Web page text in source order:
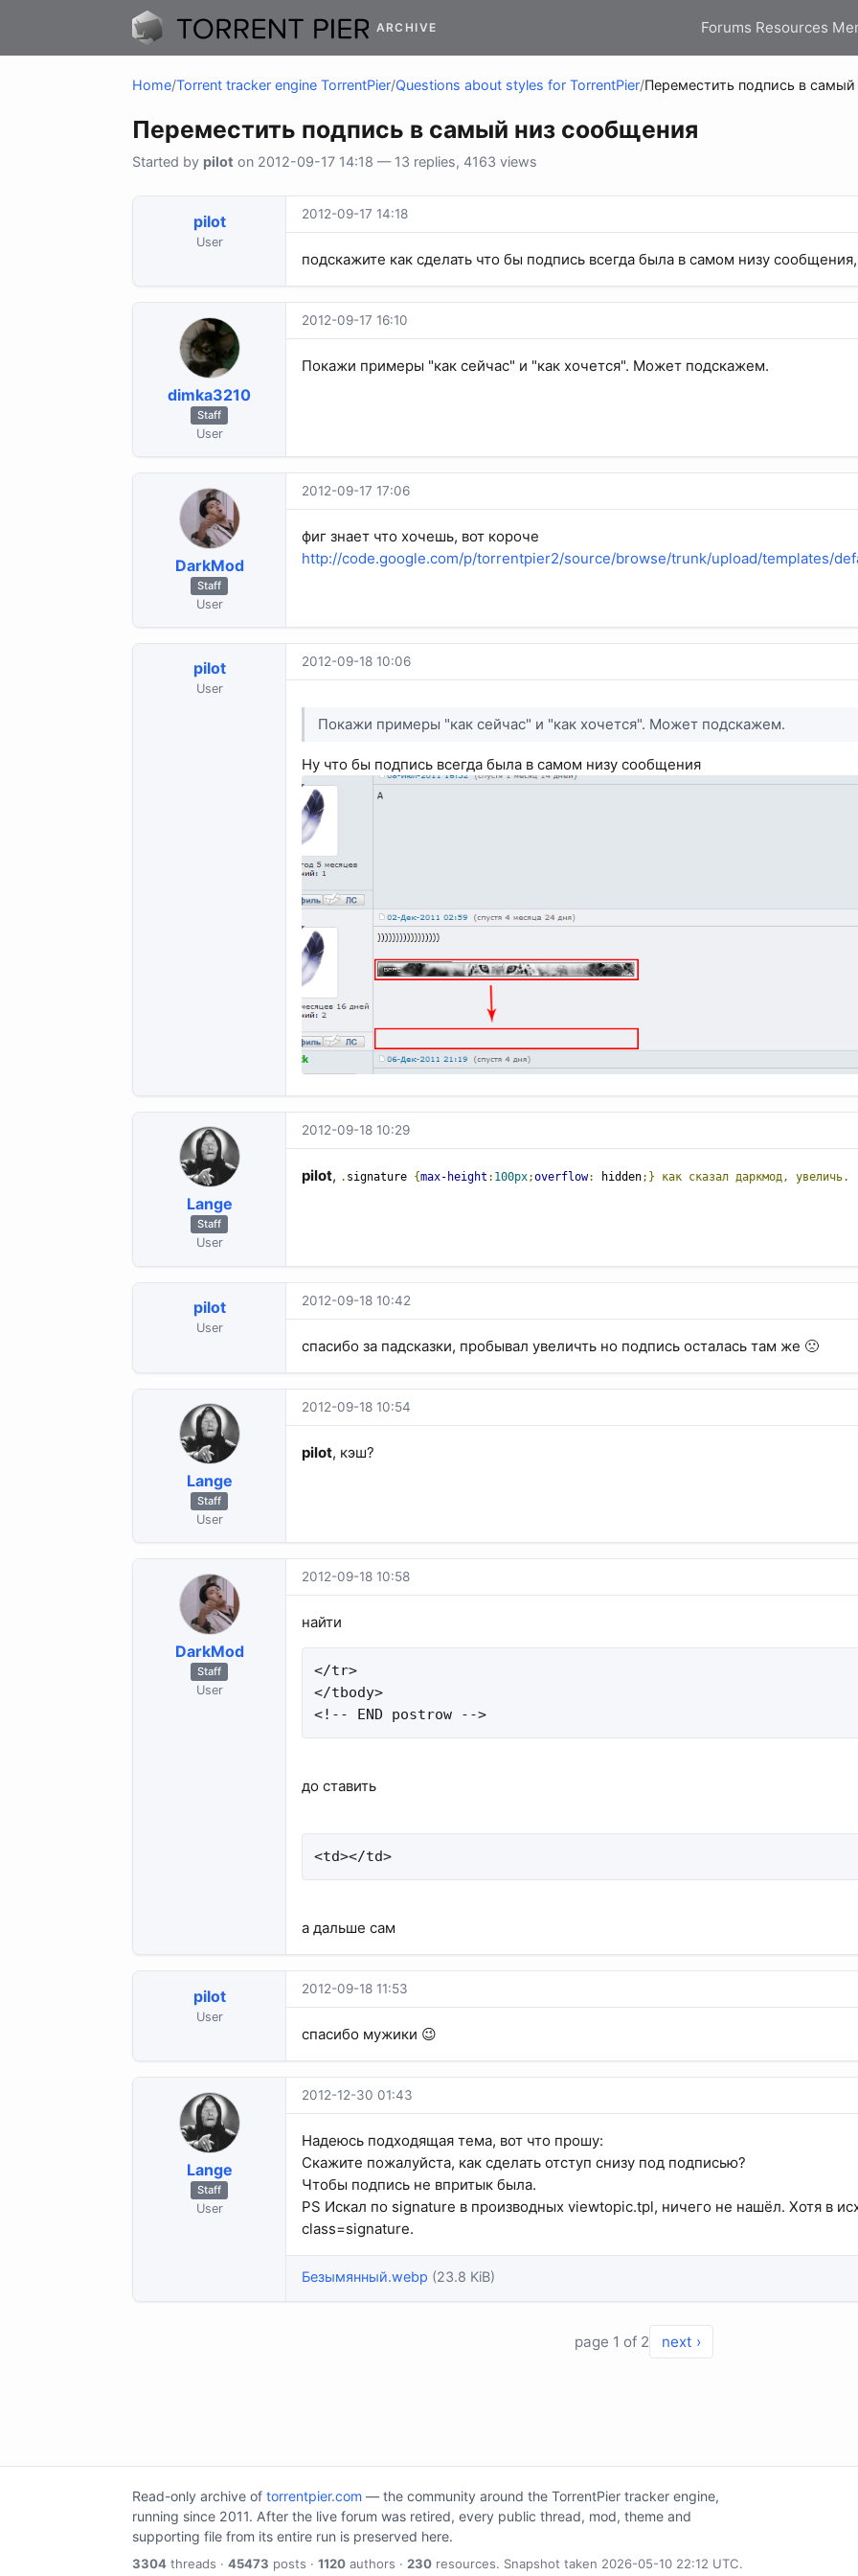
ARCHIVE Forums Resources
Home/Torrent tracker engine TorrentPier/Questions about styles for TorrentPier/Переместить подпись в
Переместить подпись в самый низ сообщения
Started by pilot on 2012-09-17 14:18 — 13 replies, 4163 views
pilot
User
2012-09-17 14:18
подскажите как сделать что бы подпись всегда была в самом низу
dimka3210
Staff
User
2012-09-17 16:10
Покажи примеры "как сейчас" и "как хочется". Может подскажем.
DarkMod
Staff
User
2012-09-17 17:06
фиг знает что хочешь, вот короче
http://code.google.com/p/torrentpier2/source/browse/trunk/upload/templates/
pilot
User
2012-09-18 10:06
Покажи примеры "как сейчас" и "как хочется". Может подскажем.
Ну что бы подпись всегда была в самом низу сообщения
Lange
Staff
User
2012-09-18 10:29
pilot, . signature {max-height : 100px;overflow: hidden; } как сказал даркмод, увеличь.
pilot
User
2012-09-18 10:42
спасибо за падсказки, пробывал увеличть но подпись осталась там же 🙁
Lange
Staff
User
2012-09-18 10:54
pilot, кэш?
DarkMod
Staff
User
2012-09-18 10:58
найти
</tr>
</tbody>
<!-- END postrow -->
до ставить
<td></td>
а дальше сам
pilot
User
2012-09-18 11:53
спасибо мужики 😉
Lange
Staff
User
2012-12-30 01:43
Надеюсь подходящая тема, вот что прошу:
Скажите пожалуйста, как сделать отступ снизу под подписью?
Чтобы подпись не впритык была.
PS Искал по signature в производных viewtopic.tpl, ничего не нашёл. Хотя в
class=signature.
Безымянный.webp (23.8 KiB)
page 1 of 2 next ›
Read-only archive of torrentpier.com — the community around the TorrentPier tracker engine,
running since 2011. After the live forum was retired, every public thread, mod, theme and
supporting file from its entire run is preserved here.
3304 threads · 45473 posts · 1120 authors · 230 resources. Snapshot taken 2026-05-10 22:12 UTC.